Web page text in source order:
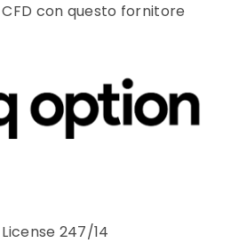
con questo fornitore
247/14